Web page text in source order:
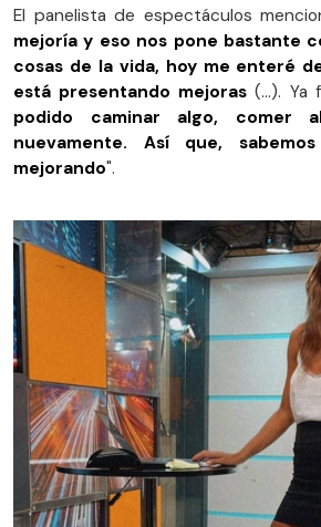
El panelista de espectáculos
mejoría y eso nos pone bastante
cosas de la vida, hoy me enteré
está presentando mejoras (…). Ya
podido caminar algo, comer
nuevamente. Así que,
mejorando".